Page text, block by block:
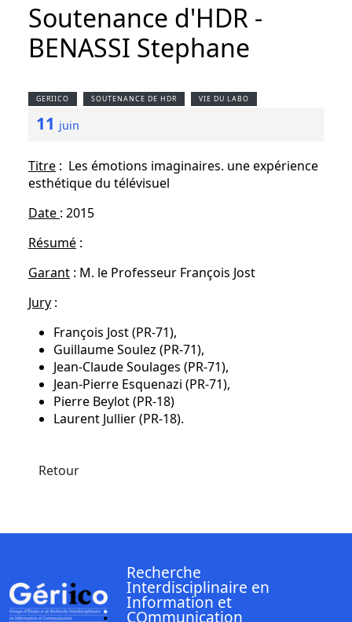
Soutenance d'HDR -
BENASSI Stephane
GERIICO SOUTENANCE DE HDR VIE DU LABO
11 juin
Titre : Les émotions imaginaires. une expérience
esthétique du télévisuel
Date : 2015
Résumé :
Garant : M. le Professeur François Jost
Jury :
François Jost (PR-71),
Guillaume Soulez (PR-71),
Jean-Claude Soulages (PR-71),
Jean-Pierre Esquenazi (PR-71),
Pierre Beylot (PR-18)
Laurent Jullier (PR-18).
Retour
Recherche
Interdisciplinaire en
Information et
COmmunication